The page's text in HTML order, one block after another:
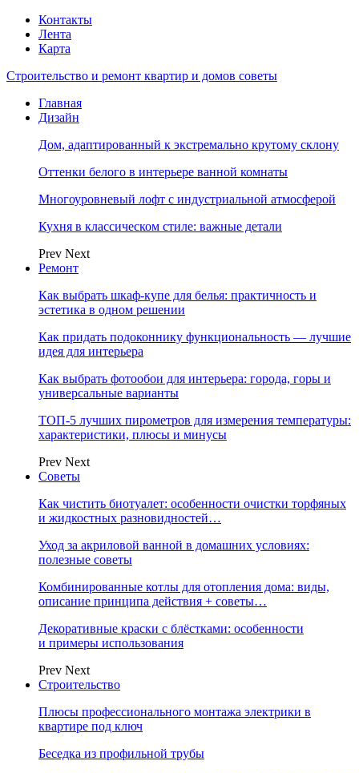
Контакты
Лента
Карта
Строительство и ремонт квартир и домов советы
Главная
Дизайн
Дом, адаптированный к экстремально крутому склону
Оттенки белого в интерьере ванной комнаты
Многоуровневый лофт с индустриальной атмосферой
Кухня в классическом стиле: важные детали
Prev Next
Ремонт
Как выбрать шкаф-купе для белья: практичность и
эстетика в одном решении
Как придать подоконнику функциональность — лучшие
идея для интерьера
Как выбрать фотообои для интерьера: города, горы и
универсальные варианты
ТОП-5 лучших пирометров для измерения температуры:
характеристики, плюсы и минусы
Prev Next
Советы
Как чистить биотуалет: особенности очистки торфяных
и жидкостных разновидностей…
Уход за акриловой ванной в домашних условиях:
полезные советы
Комбинированные котлы для отопления дома: виды,
описание принципа действия + советы…
Декоративные краски с блёстками: особенности
и примеры использования
Prev Next
Строительство
Плюсы профессионального монтажа электрики в
квартире под ключ
Беседка из профильной трубы